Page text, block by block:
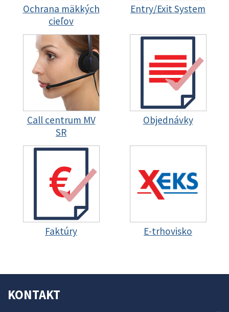
Ochrana mäkkých
cieľov
Entry/Exit System
Call centrum MV
SR
Objednávky
Faktúry E-trhovisko
KONTAKT